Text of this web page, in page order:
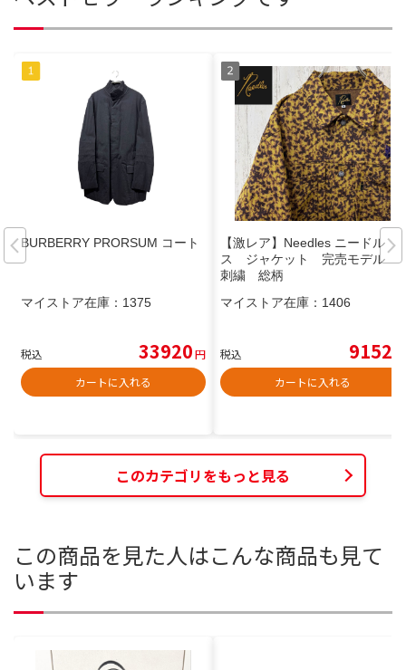
BURBERRY PRORSUM コート
マイストア在庫： 1375
税込 33920円
カートに入れる
【激レア】Needles ニードル
ス ジャケット 完売モデル
刺繍 総柄
マイストア在庫： 1406
税込 9152
カートに入れる
このカテゴリをもっと見る
この商品を見た人はこんな商品も見て
います